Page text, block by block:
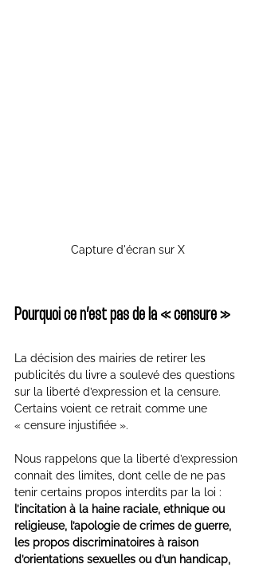
Capture d'écran sur X
Pourquoi ce n’est pas de la « censure »
La décision des mairies de retirer les
publicités du livre a soulevé des questions
sur la liberté d’expression et la censure.
Certains voient ce retrait comme une
« censure injustifiée ».
Nous rappelons que la liberté d’expression
connait des limites, dont celle de ne pas
tenir certains propos interdits par la loi :
l’incitation à la haine raciale, ethnique ou
religieuse, l’apologie de crimes de guerre,
les propos discriminatoires à raison
d’orientations sexuelles ou d’un handicap,